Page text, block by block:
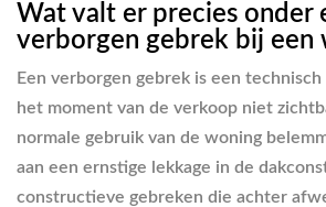
Wat valt er precies onder
verborgen gebrek bij een
Een verborgen gebrek is een
het moment van de verkoop niet
normale gebruik van de woning
aan een ernstige lekkage in de
constructieve gebreken die achter